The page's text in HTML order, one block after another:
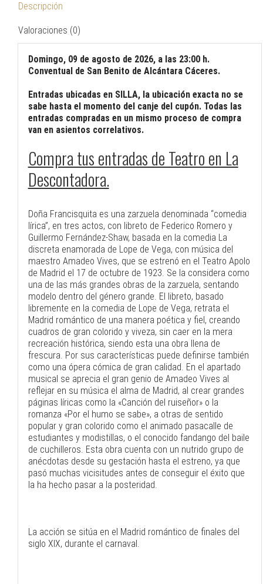
Descripción
Valoraciones (0)
Domingo, 09 de agosto de 2026, a las 23:00 h.
Conventual de San Benito de Alcántara Cáceres.
Entradas ubicadas en SILLA, la ubicación exacta no se
sabe hasta el momento del canje del cupón. Todas las
entradas compradas en un mismo proceso de compra
van en asientos correlativos.
Compra tus entradas de Teatro en La
Descontadora.
Doña Francisquita es una zarzuela denominada “comedia
lírica”, en tres actos, con libreto de Federico Romero y
Guillermo Fernández-Shaw, basada en la comedia La
discreta enamorada de Lope de Vega, con música del
maestro Amadeo Vives, que se estrenó en el Teatro Apolo
de Madrid el 17 de octubre de 1923. Se la considera como
una de las más grandes obras de la zarzuela, sentando
modelo dentro del género grande. El libreto, basado
libremente en la comedia de Lope de Vega, retrata el
Madrid romántico de una manera poética y fiel, creando
cuadros de gran colorido y viveza, sin caer en la mera
recreación histórica, siendo esta una obra llena de
frescura. Por sus características puede definirse también
como una ópera cómica de gran calidad. En el apartado
musical se aprecia el gran genio de Amadeo Vives al
reflejar en su música el alma de Madrid, al crear grandes
páginas líricas como la «Canción del ruiseñor» o la
romanza «Por el humo se sabe», a otras de sentido
popular y gran colorido como el animado pasacalle de
estudiantes y modistillas, o el conocido fandango del baile
de cuchilleros. Esta obra cuenta con un nutrido grupo de
anécdotas desde su gestación hasta el estreno, ya que
pasó muchas vicisitudes antes de conseguir el éxito que
la ha hecho pasar a la posteridad.
La acción se sitúa en el Madrid romántico de finales del
siglo XIX, durante el carnaval.